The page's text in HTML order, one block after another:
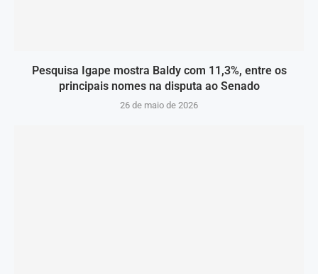
Pesquisa Igape mostra Baldy com 11,3%, entre os
principais nomes na disputa ao Senado
26 de maio de 2026